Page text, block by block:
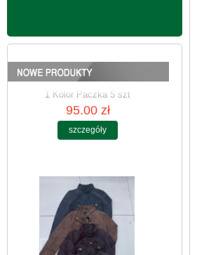
Kurtki damskie
skórzana Roz S-2XL,
szczegóły